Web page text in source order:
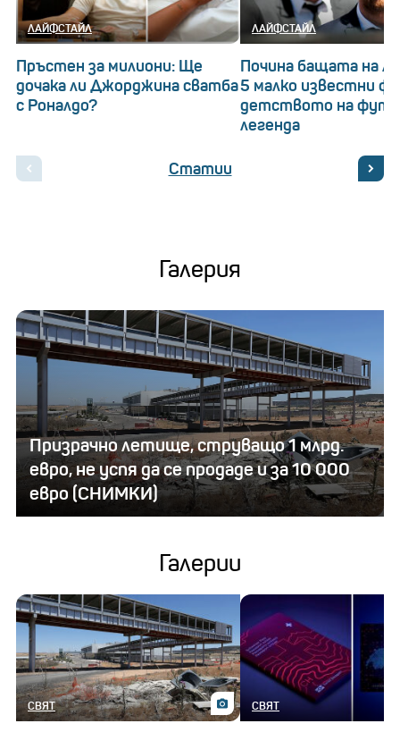
ЛАЙФСТАЙЛ
Пръстен за милиони: Ще
дочака ли Джорджина сватба
с Роналдо?
ЛАЙФСТАЙЛ
Почина бащата на
5 малко известни
детството на
легенда
Статии
Галерия
Призрачно летище, струващо 1 млрд.
евро, не успя да се продаде и за 10 000
евро (СНИМКИ)
Галерии
СВЯТ СВЯТ